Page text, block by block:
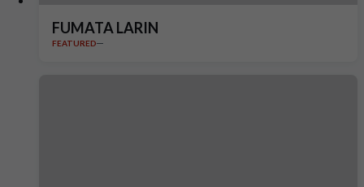
FUMATA LARIN
FEATURED